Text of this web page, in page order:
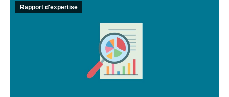
Rapport d'expertise